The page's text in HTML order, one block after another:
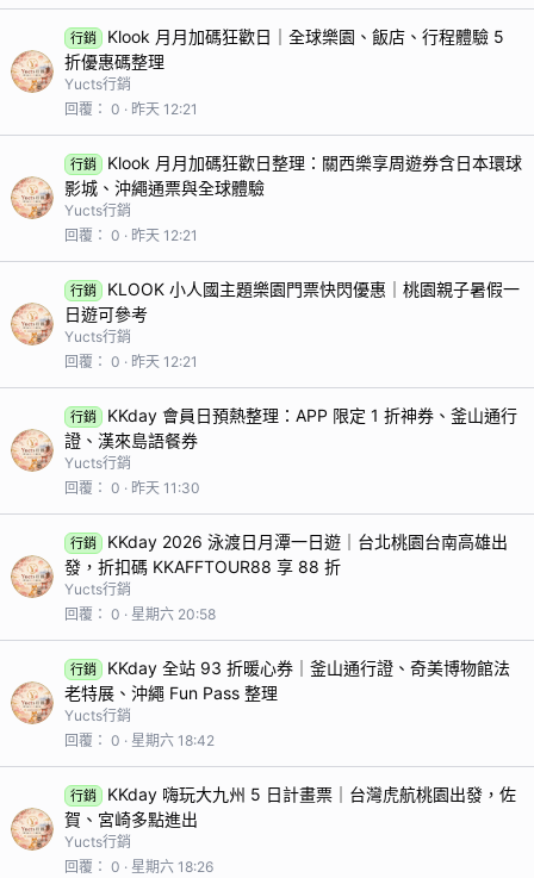
行銷
Klook 月月加碼狂歡日｜全球樂園、飯店、行程體驗 5
折優惠碼整理
Yucts行銷
回覆
0 昨天 12:21
行銷
Klook 月月加碼狂歡日整理：關西樂享周遊券含日本環球
影城、沖繩通票與全球體驗
Yucts行銷
回覆
0 昨天 12:21
行銷
KLOOK 小人國主題樂園門票快閃優惠｜桃園親子暑假一
日遊可參考
Yucts行銷
回覆
0 昨天 12:21
行銷
KKday 會員日預熱整理：APP 限定 1 折神券、釜山通行
證、漢來島語餐券
Yucts行銷
回覆
0 昨天 11:30
行銷
KKday 2026 泳渡日月潭一日遊｜台北桃園台南高雄出
發，折扣碼 KKAFFTOUR88 享 88 折
Yucts行銷
回覆
0 星期六 20:58
行銷
KKday 全站 93 折暖心券｜釜山通行證、奇美博物館法
老特展、沖繩 Fun Pass 整理
Yucts行銷
回覆
0 星期六 18:42
行銷
KKday 嗨玩大九州 5 日計畫票｜台灣虎航桃園出發，佐
賀、宮崎多點進出
Yucts行銷
回覆
0 星期六 18:26